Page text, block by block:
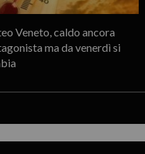
Veneto, caldo ancora
ma da venerdì si